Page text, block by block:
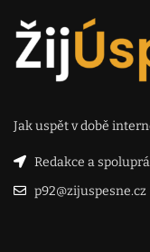
Jak uspět v době
Redakce a
p92@zijuspesne.cz